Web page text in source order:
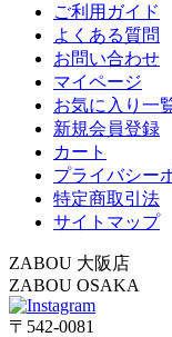
ご利用ガイド
よくある質問
お問い合わせ
マイページ
お気に入り一
新規会員登録
カート
プライバシー
特定商取引法
サイトマップ
ZABOU 大阪店
ZABOU OSAKA
〒542-0081